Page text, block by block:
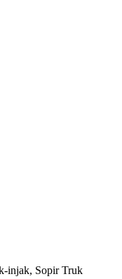
injak, Sopir Truk